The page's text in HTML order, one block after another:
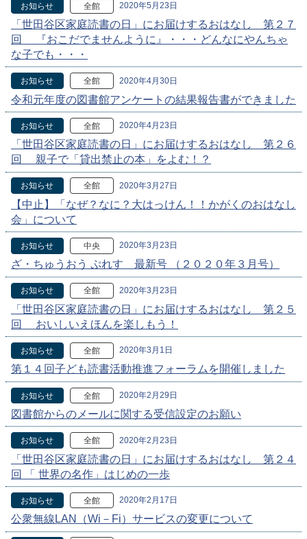
お知らせ 全館 2020年5月23日
「世田谷区家庭読書の日」にお届けするおはなし 第２７
回 『おこだでませんように』・・・どんなにやんちゃ
な子でも・・・
お知らせ 全館 2020年4月30日
令和元年度の図書館アンケートの結果報告書ができました
お知らせ 全館 2020年4月23日
「世田谷区家庭読書の日」にお届けするおはなし 第２６
回 親子で「貸出禁止の本」をよむ！？
お知らせ 全館 2020年3月27日
【中止】「なぜ？なに？大はっけん！！かがくのおはなし
会」について
お知らせ 中央 2020年3月23日
ざ・ちゅうおう ぷれす 最新号 （２０２０年３月号）
お知らせ 全館 2020年3月23日
「世田谷区家庭読書の日」にお届けするおはなし 第２５
回 おいしいえほんを楽しもう！
お知らせ 全館 2020年3月1日
第１４回子ども読書活動推進フォーラムを開催しました
お知らせ 全館 2020年2月29日
図書館からのメールに関する受信設定のお願い
お知らせ 全館 2020年2月23日
「世田谷区家庭読書の日」にお届けするおはなし 第２４
回 「 世界の名作」はじめの一歩
お知らせ 全館 2020年2月17日
公衆無線LAN（Wi－Fi）サービスの変更について